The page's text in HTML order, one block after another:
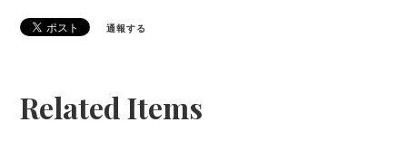
通報する
Related Items